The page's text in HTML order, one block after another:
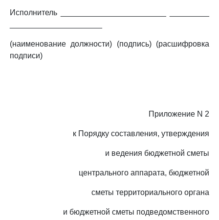
Исполнитель ________________________ _________
(наименование должности) (подпись) (расшифровка
подписи)
Приложение N 2
к Порядку составления, утверждения
и ведения бюджетной сметы
центрального аппарата, бюджетной
сметы территориального органа
и бюджетной сметы подведомственного